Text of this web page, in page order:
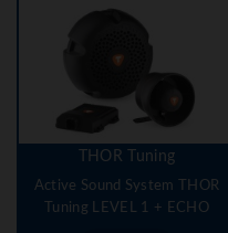
THOR Tuning
Active Sound System THOR
Tuning LEVEL 1 + ECHO